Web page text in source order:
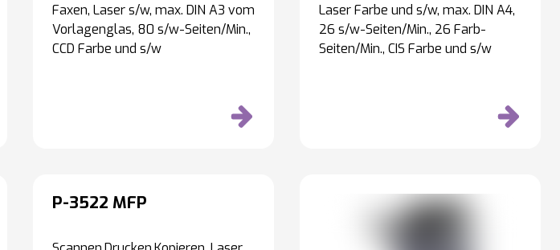
Faxen, Laser s/w, max. DIN A3 vom
Vorlagenglas, 80 s/w-Seiten/Min.,
CCD Farbe und s/w
Laser Farbe und s/w, max. DIN A4,
26 s/w-Seiten/Min., 26 Farb-
Seiten/Min., CIS Farbe und s/w
P-3522 MFP